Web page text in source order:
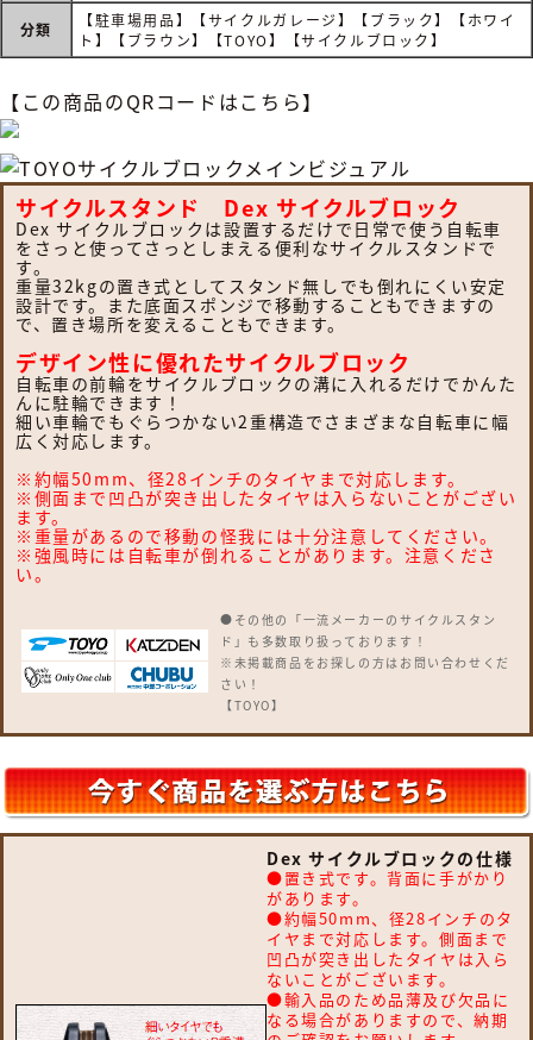
分類
【駐車場用品】【サイクルガレージ】【ブラック】【ホワイ
ト】【ブラウン】【TOYO】【サイクルブロック】
【この商品のQRコードはこちら】
サイクルスタンド Dex サイクルブロック
Dex サイクルブロックは設置するだけで日常で使う自転車
をさっと使ってさっとしまえる便利なサイクルスタンドで
す。
重量32kgの置き式としてスタンド無しでも倒れにくい安定
設計です。また底面スポンジで移動することもできますの
で、置き場所を変えることもできます。
デザイン性に優れたサイクルブロック
自転車の前輪をサイクルブロックの溝に入れるだけでかんた
んに駐輪できます！
細い車輪でもぐらつかない2重構造でさまざまな自転車に幅
広く対応します。
※約幅50mm、径28インチのタイヤまで対応します。
※側面まで凹凸が突き出したタイヤは入らないことがござい
ます。
※重量があるので移動の怪我には十分注意してください。
※強風時には自転車が倒れることがあります。注意くださ
い。
●その他の「一流メーカーのサイクルスタン
ド」も多数取り扱っております！
※未掲載商品をお探しの方はお問い合わせくだ
さい！
【TOYO】
サイクルピラー Type A（埋設タイプ）、サイ
クルピラー Type B（固定タイプ）
【カツデン】
D-NA Clip、D-NA Clip-Slim、D-NA Clip壁
付け、D-NA DELTA、D-NA Clip、D-NA C、
D-NA S、D-NA PM、D-NA S、D-NA PK、D-
NA PR、D-NA CESTA、D-NA Liatina、D-
NA ButterFly、D-NA Bear、D-NA
Elephant、D-NA Bird、サイクルポート K
型、サイクルポート T型
【四国化成】
サイクルラック S6型 CLRKS6、サイクルラッ
ク S7型 CLRKS7、サイクルラック S4型
Dex サイクルブロックの仕様
●置き式です。背面に手がかり
があります。
●約幅50mm、径28インチのタ
イヤまで対応します。側面まで
凹凸が突き出したタイヤは入ら
ないことがございます。
●輸入品のため品薄及び欠品に
なる場合がありますので、納期